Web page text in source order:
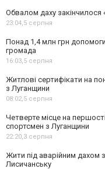
Обвалом даху закінчилося
23:04,5 серпня
Понад 1,4 млн грн
громада
16:03,5 серпня
Житлові сертифікати на
з Луганщини
08:02,5 серпня
Четверте місце на
спортсмен з Луганщини
22:20,3 серпня
Жити під аварійним
Лисичанську